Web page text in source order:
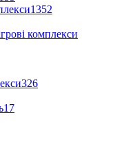
1352
комплекси
326
17